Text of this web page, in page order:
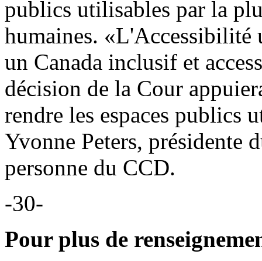
publics utilisables par la
humaines. «L'Accessibilité
un Canada inclusif et
décision de la Cour
rendre les espaces publics
Yvonne Peters, présidente
personne du CCD.
-30-
Pour plus de